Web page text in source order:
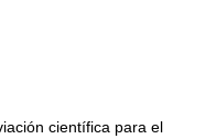
científica para el